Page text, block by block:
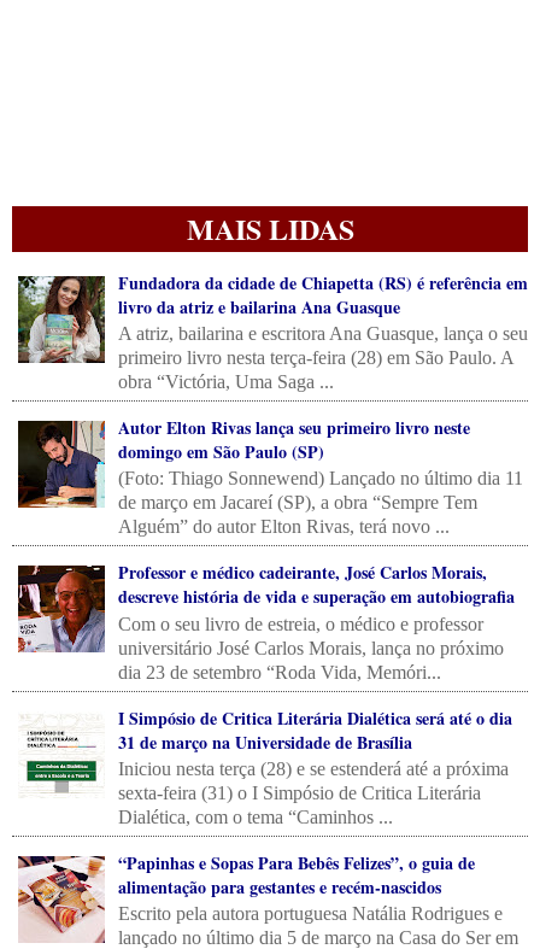
MAIS LIDAS
Fundadora da cidade de Chiapetta (RS) é referência em
livro da atriz e bailarina Ana Guasque
A atriz, bailarina e escritora Ana Guasque, lança o seu
primeiro livro nesta terça-feira (28) em São Paulo. A
obra “Victória, Uma Saga ...
Autor Elton Rivas lança seu primeiro livro neste
domingo em São Paulo (SP)
(Foto: Thiago Sonnewend) Lançado no último dia 11
de março em Jacareí (SP), a obra “Sempre Tem
Alguém” do autor Elton Rivas, terá novo ...
Professor e médico cadeirante, José Carlos Morais,
descreve história de vida e superação em autobiografia
Com o seu livro de estreia, o médico e professor
universitário José Carlos Morais, lança no próximo
dia 23 de setembro “Roda Vida, Memóri...
I Simpósio de Critica Literária Dialética será até o dia
31 de março na Universidade de Brasília
Iniciou nesta terça (28) e se estenderá até a próxima
sexta-feira (31) o I Simpósio de Critica Literária
Dialética, com o tema “Caminhos ...
“Papinhas e Sopas Para Bebês Felizes”, o guia de
alimentação para gestantes e recém-nascidos
Escrito pela autora portuguesa Natália Rodrigues e
lançado no último dia 5 de março na Casa do Ser em